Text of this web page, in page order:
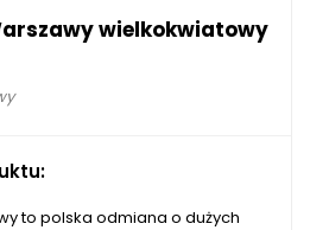
wielkokwiatowy
to polska odmiana o dużych